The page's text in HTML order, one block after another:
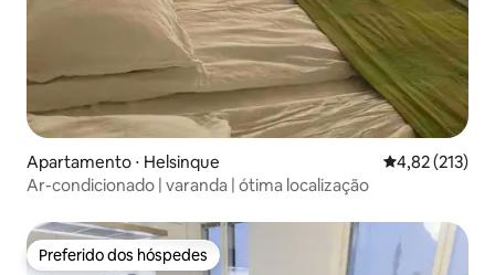
Apartamento ⋅ Helsinque 4,82 de uma
4,82 (213)
Ar-condicionado | varanda | ótima localização
Preferido dos hóspedes
Preferido dos hóspedes